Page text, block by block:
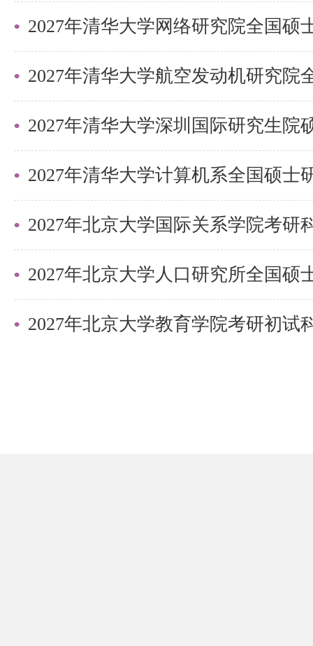
2027年清华大学深圳国际研究生院
2027年北京大学国际关系学院考研
2027年北京大学教育学院考研初试